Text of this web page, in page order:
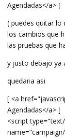
Agendadas</a> ]
( puedes quitar lo
los cambios que
las pruebas que
y justo debajo ya
quedaria asi
[ <a
Agendadas</a> ]
<script